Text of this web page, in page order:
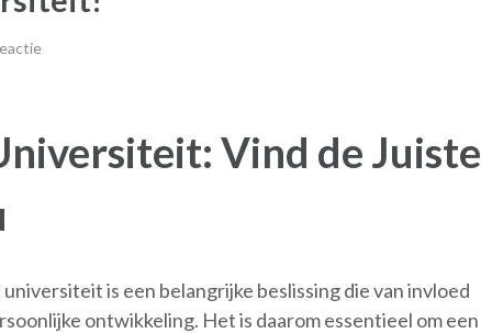
Vind de Juiste
is een belangrijke beslissing die van invloed
ontwikkeling. Het is daarom essentieel om een